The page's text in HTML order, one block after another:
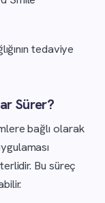
tedaviye
Sürer?
bağlı olarak
Bu süreç